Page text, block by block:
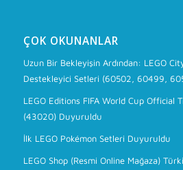
ÇOK OKUNANLAR
Uzun Bir Bekleyişin Ardından: LEGO
Destekleyici Setleri (60502, 60499,
LEGO Editions FIFA World Cup Official
(43020) Duyuruldu
İlk LEGO Pokémon Setleri Duyuruldu
LEGO Shop (Resmi Online Mağaza)